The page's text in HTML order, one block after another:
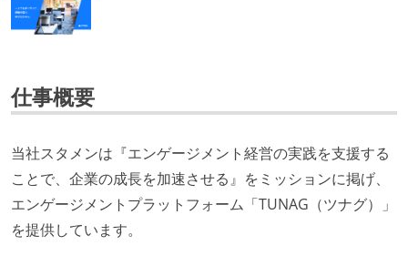
仕事概要
当社スタメンは『エンゲージメント経営の実践を支援する
ことで、企業の成長を加速させる』をミッションに掲げ、
エンゲージメントプラットフォーム「TUNAG（ツナグ）」
を提供しています。